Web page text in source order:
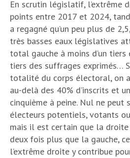
En scrutin législatif, l’extrême
points entre 2017 et 2024,
a regagné qu’un peu plus de
très basses eaux législatives
total gauche à moins d’un
tiers des suffrages exprimés…
totalité du corps électoral, on
au-delà des 40% d’inscrits et
cinquième à peine. Nul ne peut
électeurs potentiels, votants
mais il est certain que la
deux fois plus que la gauche,
l’extrême droite y contribue